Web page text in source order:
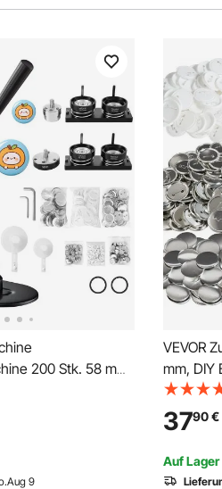
200 Stk. 58 mm
Punch Press
&
Badge Press
Button
9
VEVOR
mm, DIY
3790€
Auf Lager